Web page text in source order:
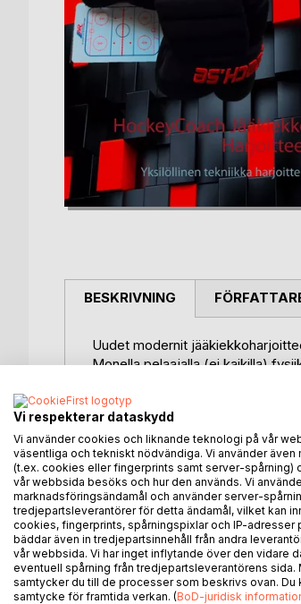
BESKRIVNING
Uudet modernit
Monella pelaajalla (ei kaikilla)
kiekonhallinta, harhautukset,
aikaisemmin.
Fyysisen kapasiteetin täytyy
teknillisillä harjoitteilla. He ovat jo
Kirjan teema on yksilöllinen
luovuudelle. Hyvällä luistelijalla
hyvällä luistelulla...
ANDRA TITLAR
Vi respekterar dataskydd
Vi använder cookies och liknande teknologi på vår
väsentliga och tekniskt nödvändiga. Vi använder även
(t.ex. cookies eller fingerprints samt server-spårning)
vår webbsida besöks och hur den används. Vi
marknadsföringsändamål och använder server-
tredjepartsleverantörer för detta ändamål, vilket kan
cookies, fingerprints, spårningspixlar och IP-adresser
bäddar även in tredjepartsinnehåll från andra
vår webbsida. Vi har inget inflytande över den vidare
eventuell spårning från tredjepartsleverantörens sida.
samtycker du till de processer som beskrivs ovan. Du
samtycke för framtida verkan. (BoD-juridisk